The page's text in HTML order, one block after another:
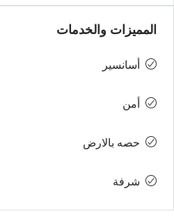
المميزات والخدمات
أسانسير
أمن
حصه بالارض
شرفة